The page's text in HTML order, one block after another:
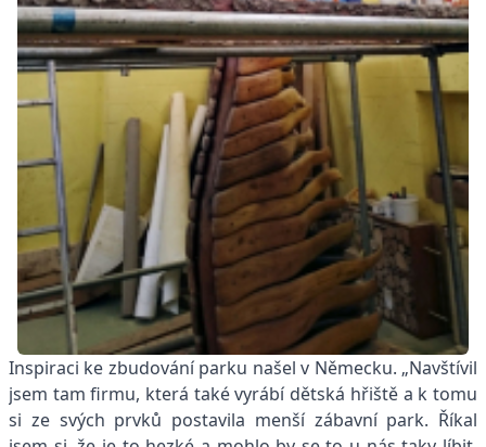
Inspiraci ke zbudování parku našel v Německu. „Navštívil
jsem tam firmu, která také vyrábí dětská hřiště a k tomu
si ze svých prvků postavila menší zábavní park. Říkal